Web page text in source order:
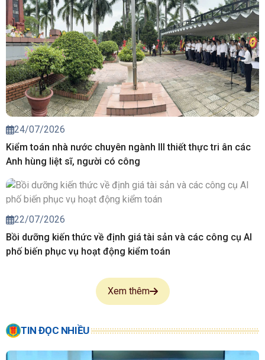
24/07/2026
Kiểm toán nhà nước chuyên ngành III thiết thực tri ân các
Anh hùng liệt sĩ, người có công
22/07/2026
Bồi dưỡng kiến thức về định giá tài sản và các công cụ AI
phố biến phục vụ hoạt động kiểm toán
Xem thêm
TIN ĐỌC NHIỀU